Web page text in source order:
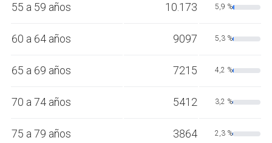
55 a 59 años 10.173 5,9 %
60 a 64 años 9097 5,3 %
65 a 69 años 7215 4,2 %
70 a 74 años 5412 3,2 %
75 a 79 años 3864 2,3 %